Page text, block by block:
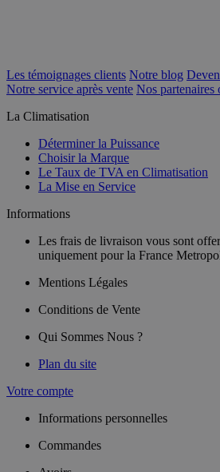
Les témoignages clients Notre blog
Notre service après vente Nos partenaires
La Climatisation
Déterminer la Puissance
Choisir la Marque
Le Taux de TVA en Climatisation
La Mise en Service
Informations
Les frais de livraison vous sont
uniquement pour la France
Mentions Légales
Conditions de Vente
Qui Sommes Nous ?
Plan du site
Votre compte
Informations personnelles
Commandes